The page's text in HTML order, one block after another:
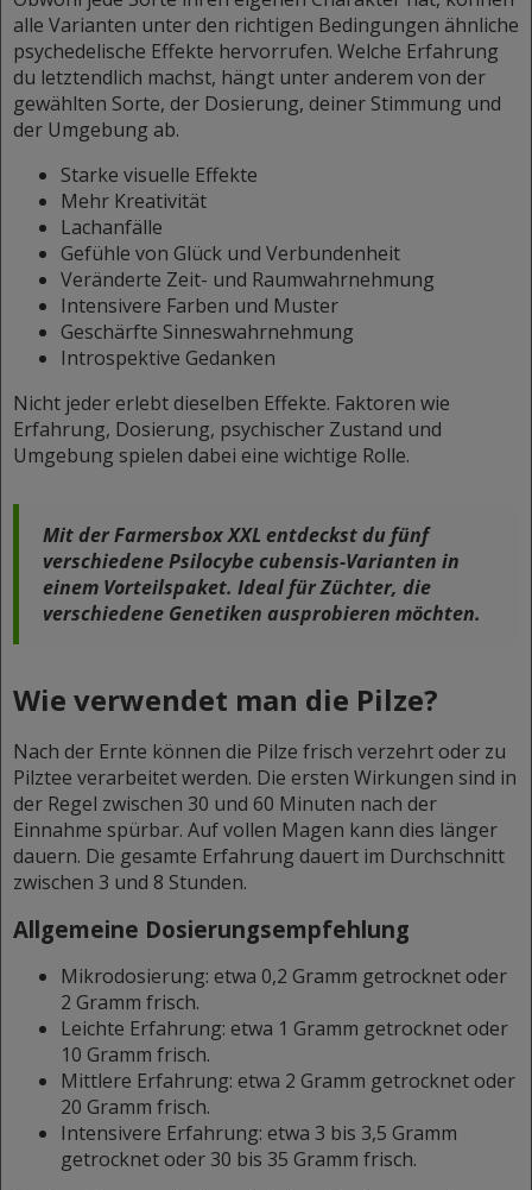
alle Varianten unter den richtigen Bedingungen ähnliche
psychedelische Effekte hervorrufen. Welche Erfahrung
du letztendlich machst, hängt unter anderem von der
gewählten Sorte, der Dosierung, deiner Stimmung und
der Umgebung ab.
Starke visuelle Effekte
Mehr Kreativität
Lachanfälle
Gefühle von Glück und Verbundenheit
Veränderte Zeit- und Raumwahrnehmung
Intensivere Farben und Muster
Geschärfte Sinneswahrnehmung
Introspektive Gedanken
Nicht jeder erlebt dieselben Effekte. Faktoren wie
Erfahrung, Dosierung, psychischer Zustand und
Umgebung spielen dabei eine wichtige Rolle.
Mit der Farmersbox XXL entdeckst du fünf
verschiedenePsilocybe cubensis-Varianten in
einem Vorteilspaket. Ideal für Züchter, die
verschiedene Genetiken ausprobieren möchten.
Wie verwendet man die Pilze?
Nach der Ernte können die Pilze frisch verzehrt oder zu
Pilztee verarbeitet werden. Die ersten Wirkungen sind in
der Regel zwischen 30 und 60 Minuten nach der
Einnahme spürbar. Auf vollen Magen kann dies länger
dauern. Die gesamte Erfahrung dauert im Durchschnitt
zwischen 3 und 8 Stunden.
Allgemeine Dosierungsempfehlung
Mikrodosierung: etwa 0,2 Gramm getrocknet oder
2 Gramm frisch.
Leichte Erfahrung: etwa 1 Gramm getrocknet oder
10 Gramm frisch.
Mittlere Erfahrung: etwa 2 Gramm getrocknet oder
20 Gramm frisch.
Intensivere Erfahrung: etwa 3 bis 3,5 Gramm
getrocknet oder 30 bis 35 Gramm frisch.